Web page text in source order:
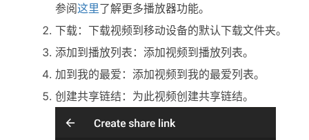
参阅这里了解更多播放器功能。
下载：下载视频到移动设备的默认下载文件夹。
添加到播放列表：添加视频到播放列表。
加到我的最爱：添加视频到我的最爱列表。
创建共享链结：为此视频创建共享链结。